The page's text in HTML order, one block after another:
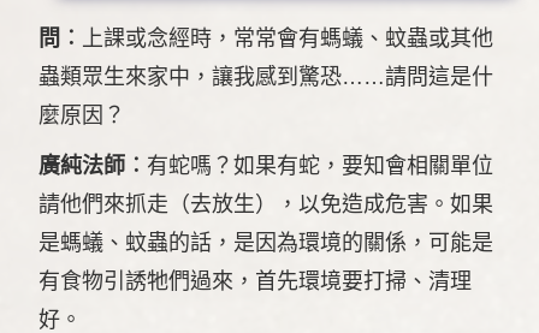
問︰
上課或念經時，常常會有螞蟻、蚊蟲或其他
蟲類眾生來家中，讓我感到驚恐……請問這是什
麼原因？
廣純法師︰ 有蛇嗎？如果有蛇，要知會相關單位
請他們來抓走（去放生），以免造成危害。如果
是螞蟻、蚊蟲的話，是因為環境的關係，可能是
有食物引誘牠們過來，首先環境要打掃、清理
好。